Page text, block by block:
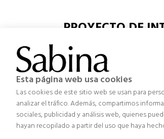
Esta página web usa cookies
Las cookies de este sitio web se usan para
analizar el tráfico. Además, compartimos
sociales, publicidad y análisis web, quienes
hayan recopilado a partir del uso que haya
PROYECTO DE